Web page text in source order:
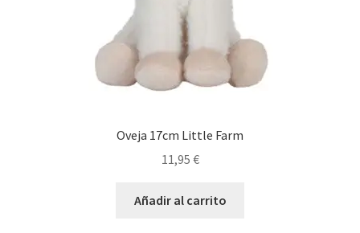
Oveja 17cm Little Farm
11,95 €
Añadir al carrito